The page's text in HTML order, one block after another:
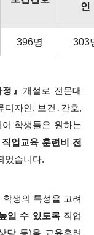
인
396명 303
』 개설로 전문대
디자인, 보건․간호,
학생들은 원하는
직업교육 훈련비 전
었습니다.
생의 특성을 고려
일 수 있도록직업
담 등)을 교육훈련